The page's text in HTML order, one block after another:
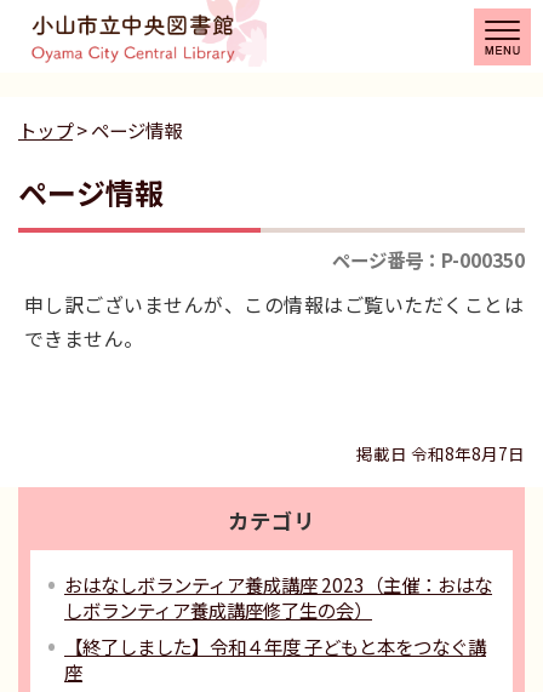
トップ> ページ情報
ページ情報
ページ番号：P-000350
申し訳ございませんが、この情報はご覧いただくことは
できません。
掲載日 令和8年8月7日
カテゴリ
おはなしボランティア養成講座 2023（主催：おはな
しボランティア養成講座修了生の会）
【終了しました】令和４年度 子どもと本をつなぐ講
座